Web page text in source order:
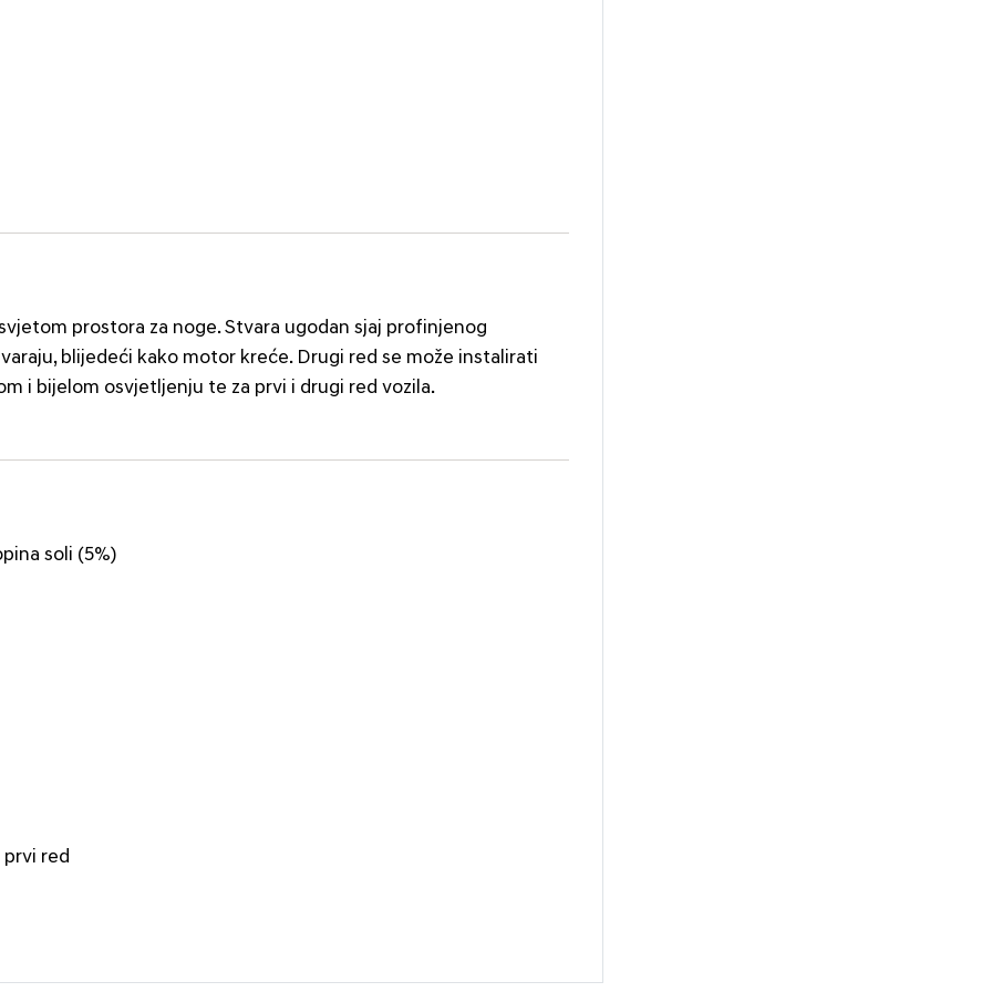
prostora za noge. Stvara ugodan sjaj profinjenog
blijedeći kako motor kreće. Drugi red se može instalirati
i bijelom osvjetljenju te za prvi i drugi red vozila.
soli (5%)
red